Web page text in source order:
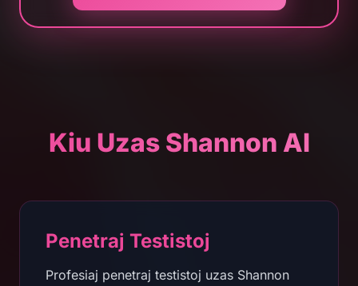
Kiu Uzas Shannon AI
Penetraj Testistoj
Profesiaj penetraj testistoj uzas Shannon